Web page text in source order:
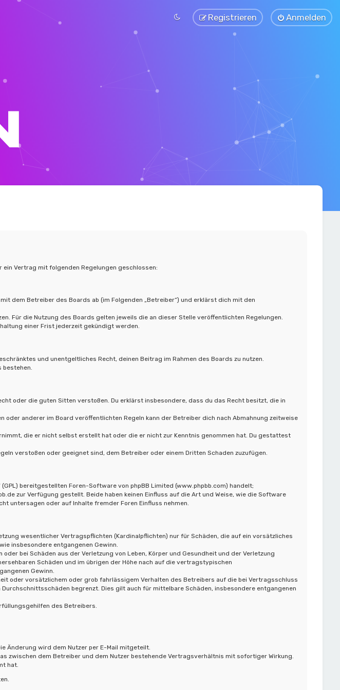
Anmelden
Registrieren
Vertrag mit folgenden Regelungen geschlossen:
dem Betreiber des Boards ab (im Folgenden „Betreiber“) und erklärst dich mit den
Für die Nutzung des Boards gelten jeweils die an dieser Stelle veröffentlichten Regelungen.
einer Frist jederzeit gekündigt werden.
und unentgeltliches Recht, deinen Beitrag im Rahmen des Boards zu nutzen.
bestehen.
oder die guten Sitten verstoßen. Du erklärst insbesondere, dass du das Recht besitzt, die in
anderer im Board veröffentlichten Regeln kann der Betreiber dich nach Abmahnung zeitweise
die er nicht selbst erstellt hat oder die er nicht zur Kenntnis genommen hat. Du gestattest
verstoßen oder geeignet sind, dem Betreiber oder einem Dritten Schaden zuzufügen.
(GPL) bereitgestellten Foren-Software von phpBB Limited (www.phpbb.com) handelt;
zur Verfügung gestellt. Beide haben keinen Einfluss auf die Art und Weise, wie die Software
untersagen oder auf Inhalte fremder Foren Einfluss nehmen.
wesentlicher Vertragspflichten (Kardinalpflichten) nur für Schäden, die auf ein vorsätzliches
insbesondere entgangenen Gewinn.
bei Schäden aus der Verletzung von Leben, Körper und Gesundheit und der Verletzung
Schäden und im übrigen der Höhe nach auf die vertragstypischen
Gewinn.
oder vorsätzlichem oder grob fahrlässigem Verhalten des Betreibers auf die bei Vertragsschluss
begrenzt. Dies gilt auch für mittelbare Schäden, insbesondere entgangenen
des Betreibers.
Änderung wird dem Nutzer per E-Mail mitgeteilt.
zwischen dem Betreiber und dem Nutzer bestehende Vertragsverhältnis mit sofortiger Wirkung.
hat.